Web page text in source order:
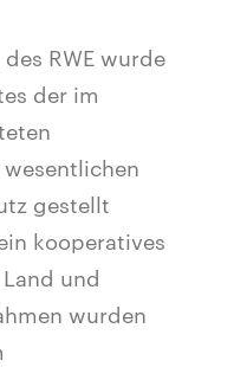
RWE wurde
der im
gestellt
kooperatives
und
wurden